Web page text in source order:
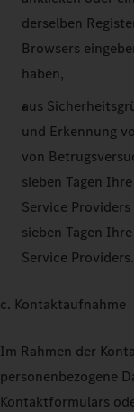
derselben
Browsers
haben,
aus
und Erkennung
von
sieben Tagen
Service
sieben Tagen
Service
c. Kontaktaufnahme
Im Rahmen der
personenbezogene
Kontaktformulars